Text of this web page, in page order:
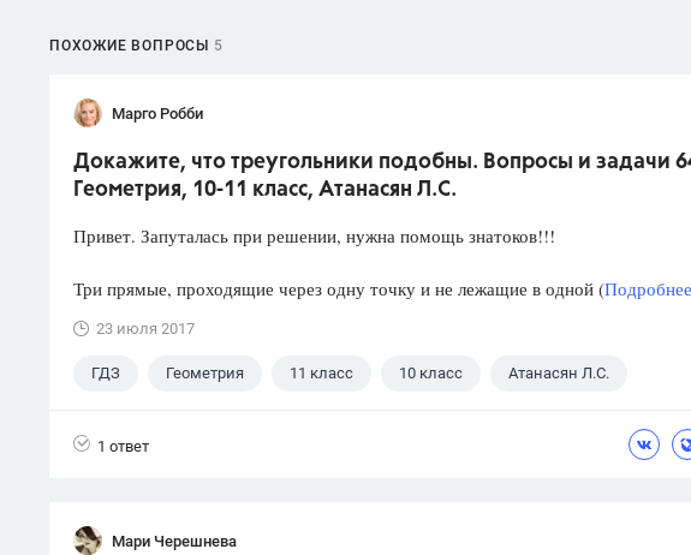
ПОХОЖИЕ ВОПРОСЫ 5
Марго Робби
Докажите, что треугольники подобны. Вопросы и задачи
Геометрия, 10-11 класс, Атанасян Л.С.
Привет. Запуталась при решении, нужна помощь знатоков!!!
Три прямые, проходящие через одну точку и не лежащие в одной (
23 июля 2017
ГДЗ Геометрия 11 класс 10 класс Атанасян Л.С.
1 ответ
Мари Черешнева